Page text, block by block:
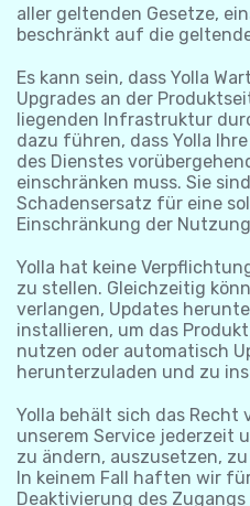
aller geltenden Gesetze,
beschränkt auf die
Es kann sein, dass Yolla
Upgrades an der
liegenden Infrastruktur
dazu führen, dass Yolla
des Dienstes
einschränken muss. Sie
Schadensersatz für eine
Einschränkung der
Yolla hat keine
zu stellen. Gleichzeitig
verlangen, Updates
installieren, um das
nutzen oder automatisch
herunterzuladen und zu
Yolla behält sich das Recht
unserem Service jederzeit
zu ändern, auszusetzen,
In keinem Fall haften wir
Deaktivierung des